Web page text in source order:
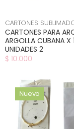
CARTONES
CARTONES PARA
ARGOLLA CUBANA X
UNIDADES 2
$ 10.000
Nuevo